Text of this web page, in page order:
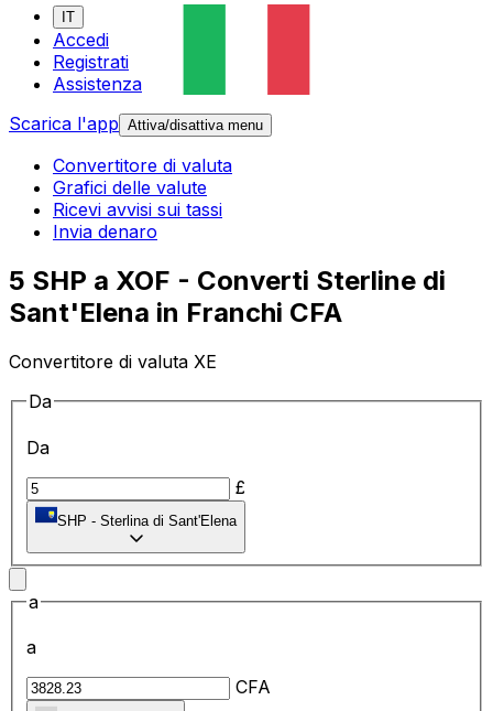
IT
Accedi
Registrati
Assistenza
Scarica l'app Attiva/disattiva menu
Convertitore di valuta
Grafici delle valute
Ricevi avvisi sui tassi
Invia denaro
5 SHP a XOF - Converti Sterline di
Sant'Elena in Franchi CFA
Convertitore di valuta XE
Da
Da
£
SHP - Sterlina di Sant'Elena
a
a
CFA